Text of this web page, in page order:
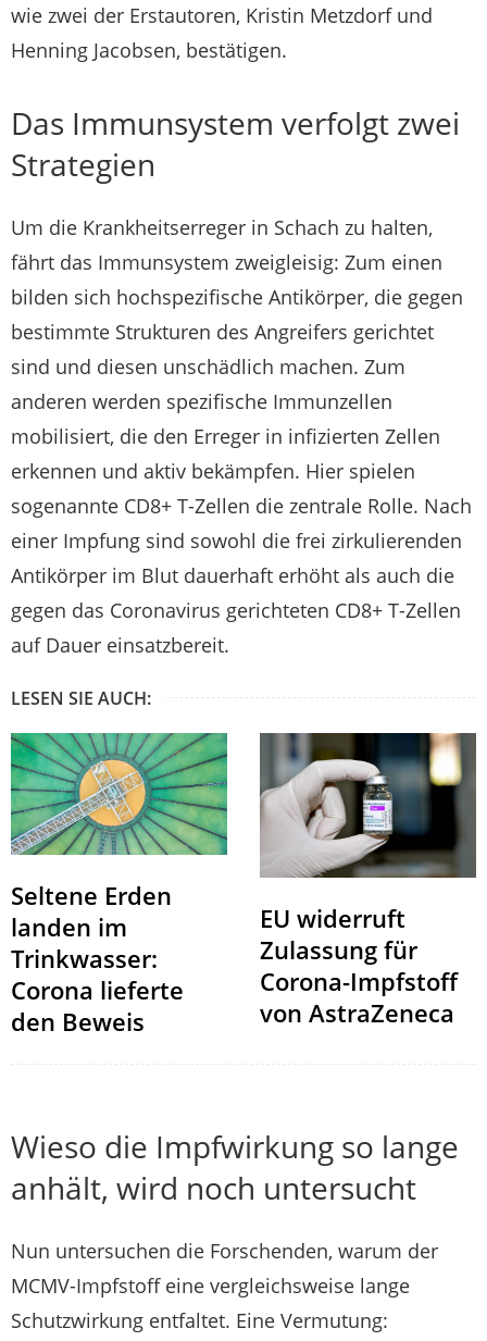
wie zwei der Erstautoren, Kristin Metzdorf und
Henning Jacobsen, bestätigen.
Das Immunsystem verfolgt zwei
Strategien
Um die Krankheitserreger in Schach zu halten,
fährt das Immunsystem zweigleisig: Zum einen
bilden sich hochspezifische Antikörper, die gegen
bestimmte Strukturen des Angreifers gerichtet
sind und diesen unschädlich machen. Zum
anderen werden spezifische Immunzellen
mobilisiert, die den Erreger in infizierten Zellen
erkennen und aktiv bekämpfen. Hier spielen
sogenannte CD8+ T-Zellen die zentrale Rolle. Nach
einer Impfung sind sowohl die frei zirkulierenden
Antikörper im Blut dauerhaft erhöht als auch die
gegen das Coronavirus gerichteten CD8+ T-Zellen
auf Dauer einsatzbereit.
LESEN SIE AUCH:
Seltene Erden
landen im
Trinkwasser:
Corona lieferte
den Beweis
EU widerruft
Zulassung für
Corona-Impfstoff
von AstraZeneca
Wieso die Impfwirkung so lange
anhält, wird noch untersucht
Nun untersuchen die Forschenden, warum der
MCMV-Impfstoff eine vergleichsweise lange
Schutzwirkung entfaltet. Eine Vermutung: